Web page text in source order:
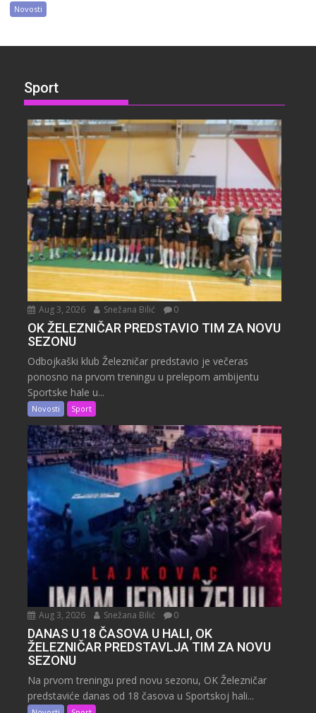
Novosti
Sport
Aug 3, 2026 Snežana Bilić 0
OK ŽELEZNIČAR PREDSTAVIO TIM ZA NOVU
SEZONU
Odbojkaški klub Železničar predstavio je večeras
ponosno na prvom treningu u prelepom ambijentu
Sportske hale u...
Novosti Sport
Aug 3, 2026 Snežana Bilić 0
DANAS U 18 ČASOVA U HALI, OK
ŽELEZNIČAR PREDSTAVLJA TIM ZA NOVU
SEZONU
Na prvom treningu pred novu sezonu, OK Železničar
predstaviće danas od 18 časova u Sportskoj hali...